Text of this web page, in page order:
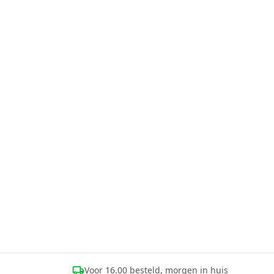
Voor 16.00 besteld, morgen in huis